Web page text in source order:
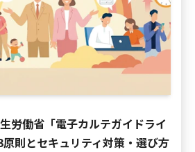
労働省「電子カルテガイドライ
則とセキュリティ対策・選び方